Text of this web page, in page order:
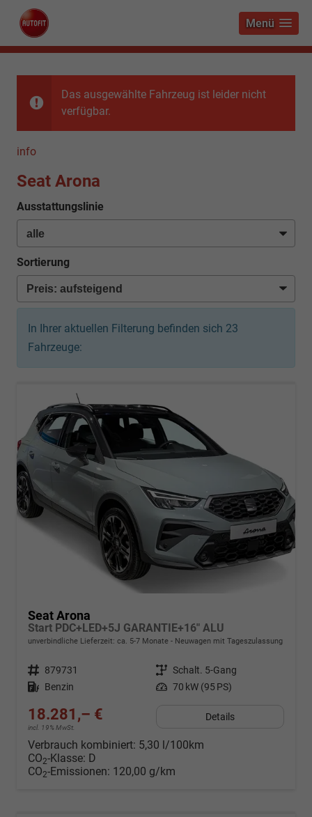
Menü
Das ausgewählte Fahrzeug ist leider nicht
verfügbar.
info
Seat Arona
Ausstattungslinie
Sortierung
In Ihrer aktuellen Filterung befinden sich 23
Fahrzeuge:
Seat Arona
Start PDC+LED+5J GARANTIE+16" ALU
unverbindliche Lieferzeit: ca. 5-7 Monate Neuwagen mit Tageszulassung
Fahrzeugnr. 879731 Getriebe Schalt. 5-Gang
Kraftstoff Benzin Leistung 70 kW (95 PS)
18.281,– €
incl. 19% MwSt.
Details
Verbrauch kombiniert: 5,30 l/100km
CO2-Klasse: D
CO2-Emissionen: 120,00 g/km